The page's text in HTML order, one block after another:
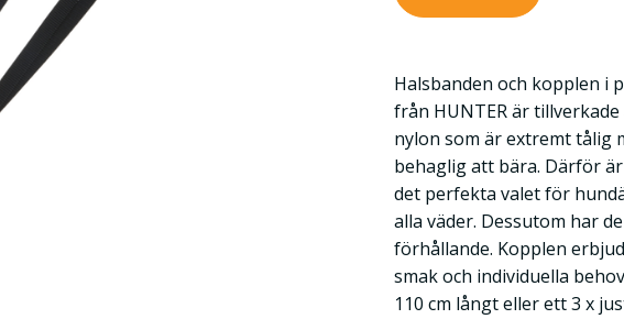
Halsbanden och kopplen i
från HUNTER är
nylon som är extremt tålig
behaglig att bära. Därför
det perfekta valet för
alla väder. Dessutom har
förhållande. Kopplen
smak och individuella
110 cm långt eller ett 3 x